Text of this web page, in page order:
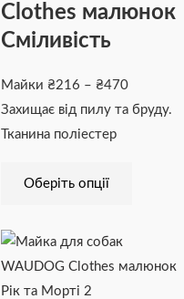
Clothes малюнок
Сміливість
Майки ₴216 – ₴470
Захищає від пилу та бруду.
Тканина поліестер
Оберіть опції
можна
товару
цін:
товар